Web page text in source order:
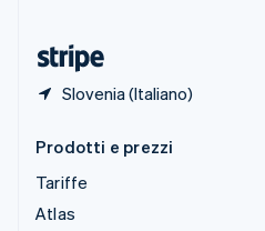
Slovenia (Italiano)
Prodotti e prezzi
Tariffe
Atlas